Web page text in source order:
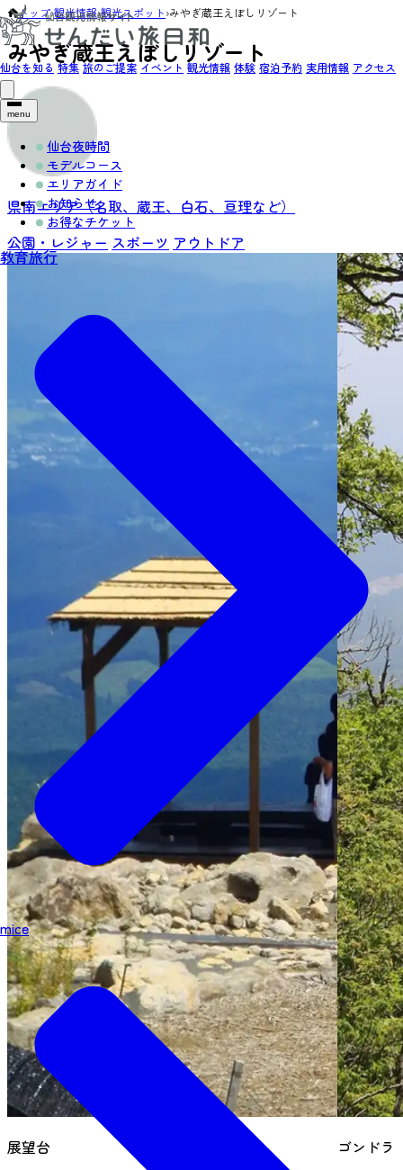
仙台を知る 特集 旅のご提案 イベント 観光情報 体験 宿泊予約 実用情報 アクセス
menu
仙台夜時間
モデルコース
エリアガイド
お知らせ
お得なチケット
教育旅行
mice
トップ›観光情報›観光スポット›みやぎ蔵王えぼしリゾート
みやぎ蔵王えぼしリゾート
県南エリア（名取、蔵王、白石、亘理など）
公園・レジャー スポーツ アウトドア
展望台
ゴンドラ